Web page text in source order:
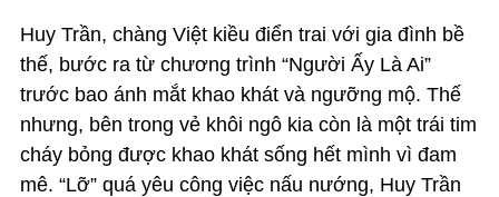
Huy Trần, chàng Việt kiều điển trai với gia đình bề
thế, bước ra từ chương trình “Người Ấy Là Ai”
trước bao ánh mắt khao khát và ngưỡng mộ. Thế
nhưng, bên trong vẻ khôi ngô kia còn là một trái tim
cháy bỏng được khao khát sống hết mình vì đam
mê. “Lỡ” quá yêu công việc nấu nướng, Huy Trần